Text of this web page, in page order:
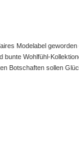
Modelabel geworden
Wohlfühl-
Botschaften sollen